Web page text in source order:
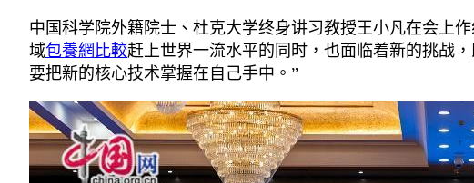
中国科学院外籍院士、杜克大学终身讲习教授王小凡在会上
域包養網比較赶上世界一流水平的同时，也面临着新的挑战
要把新的核心技术掌握在自己手中。”